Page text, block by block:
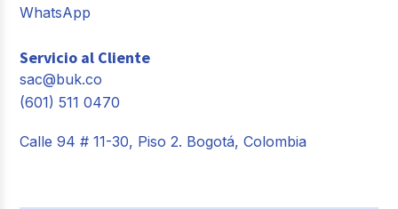
WhatsApp
Servicio al Cliente
sac@buk.co
(601) 511 0470
Calle 94 # 11-30, Piso 2. Bogotá, Colombia